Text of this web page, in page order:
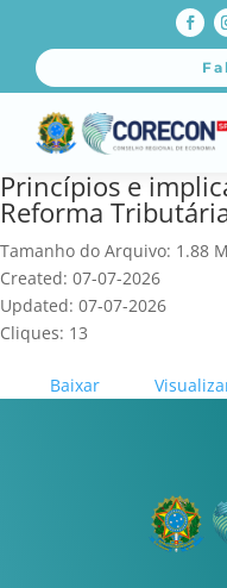
Princípios e
Reforma
Tamanho do Arquivo: 1.88
Created: 07-07-2026
Updated: 07-07-2026
Cliques: 13
Baixar